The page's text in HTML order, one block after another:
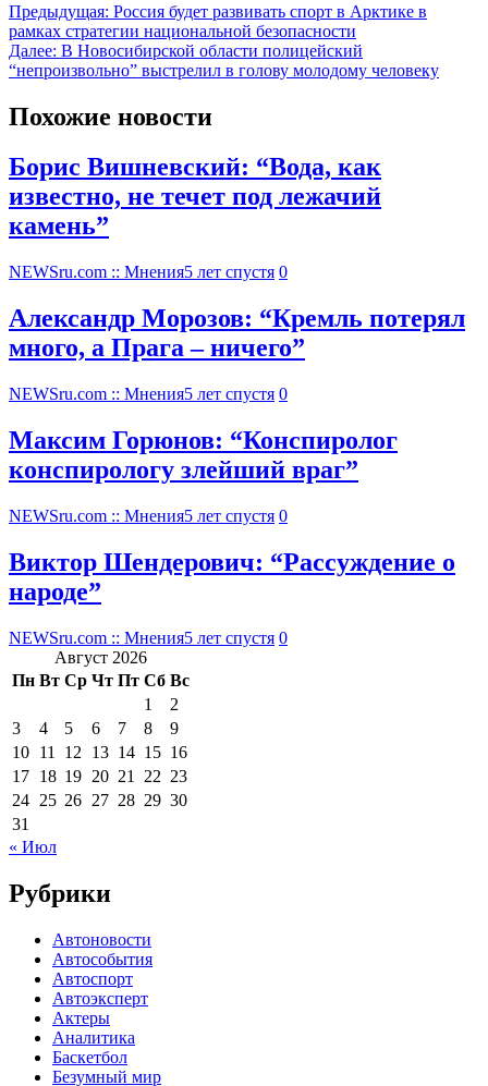
Предыдущая: Россия будет развивать спорт в Арктике в
рамках стратегии национальной безопасности
Далее: В Новосибирской области полицейский
“непроизвольно” выстрелил в голову молодому человеку
Похожие новости
Борис Вишневский: “Вода, как
известно, не течет под лежачий
камень”
NEWSru.com :: Мнения5 лет спустя 0
Александр Морозов: “Кремль потерял
много, а Прага – ничего”
NEWSru.com :: Мнения5 лет спустя 0
Максим Горюнов: “Конспиролог
конспирологу злейший враг”
NEWSru.com :: Мнения5 лет спустя 0
Виктор Шендерович: “Рассуждение о
народе”
NEWSru.com :: Мнения5 лет спустя 0
Август 2026
Пн Вт Ср Чт Пт Сб Вс
1
2
3
4 5 6 7 8
9
10 11 12 13 14 15 16
17 18 19 20 21 22 23
24 25 26 27 28 29 30
31
« Июл
Рубрики
Автоновости
Автособытия
Автоспорт
Автоэксперт
Актеры
Аналитика
Баскетбол
Безумный мир